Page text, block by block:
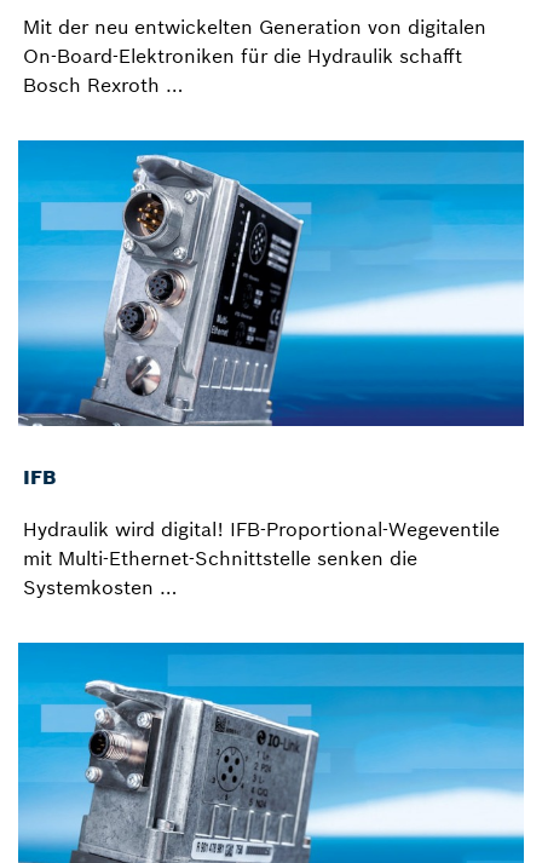
Mit der neu entwickelten Generation von digitalen
On-Board-Elektroniken für die Hydraulik schafft
Bosch Rexroth …
IFB
Hydraulik wird digital! IFB-Proportional-Wegeventile
mit Multi-Ethernet-Schnittstelle senken die
Systemkosten …